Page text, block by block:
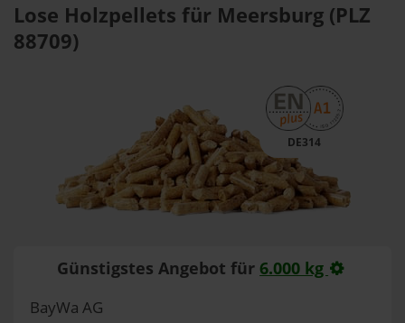
Lose Holzpellets für Meersburg (PLZ
88709)
DE314
Günstigstes Angebot für 6.000 kg
BayWa AG